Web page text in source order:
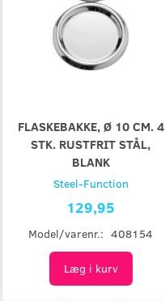
FLASKEBAKKE, Ø 10 CM. 4
STK. RUSTFRIT STÅL,
BLANK
Steel-Function
129,95
Model/varenr.: 408154
Læg i kurv